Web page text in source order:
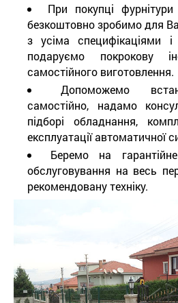
При покупці
безкоштовно зробимо для
з усіма специфікаціями
подаруємо покрокову
самостійного виготовлення.
Допоможемо
самостійно, надамо
підборі обладнання,
експлуатації автоматичної
Беремо на
обслуговування на весь
рекомендовану техніку.